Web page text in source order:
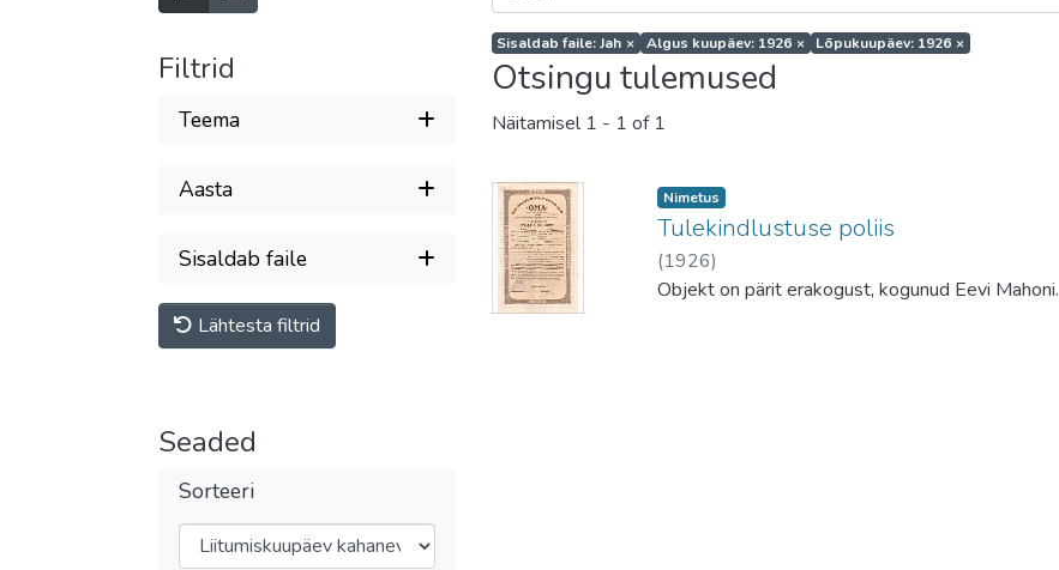
Filtrid
Teema
Aasta
Sisaldab faile
Lähtesta filtrid
Seaded
Sorteeri
Sisaldab faile: Jah × Algus kuupäev: 1926 × Lõpukuupäev: 1926 ×
Otsingu tulemused
Näitamisel 1 - 1 of 1
Nimetus
Tulekindlustuse poliis
(1926)
Objekt on pärit erakogust, kogunud Eevi Mahoni.